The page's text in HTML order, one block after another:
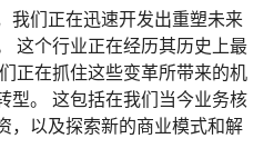
我们正在迅速开发出重塑未来
这个行业正在经历其历史上最
正在抓住这些变革所带来的机
型。 这包括在我们当今业务核
，以及探索新的商业模式和解